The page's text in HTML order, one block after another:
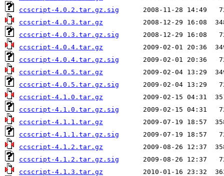
ccscript-4.0.2.tar.gz.sig
ccscript-4.0.3.tar.gz
ccscript-4.0.3.tar.gz.sig
ccscript-4.0.4.tar.gz
ccscript-4.0.4.tar.gz.sig
ccscript-4.0.5.tar.gz
ccscript-4.0.5.tar.gz.sig
ccscript-4.1.0.tar.gz
ccscript-4.1.0.tar.gz.sig
ccscript-4.1.1.tar.gz
ccscript-4.1.1.tar.gz.sig
ccscript-4.1.2.tar.gz
ccscript-4.1.2.tar.gz.sig
ccscript-4.1.3.tar.gz